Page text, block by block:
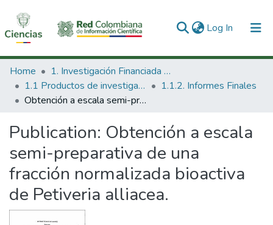
Log In (current)
Communities & Collections
All of DSpace
Home
1. Investigación Financiada con Recursos Públicos
1.1 Productos de investigación
1.1.2. Informes Finales
Obtención a escala semi-preparativa de una fracción normalizada bioactiva de Petiveria alliacea.
Publication: Obtención a escala
semi-preparativa de una
fracción normalizada bioactiva
de Petiveria alliacea.